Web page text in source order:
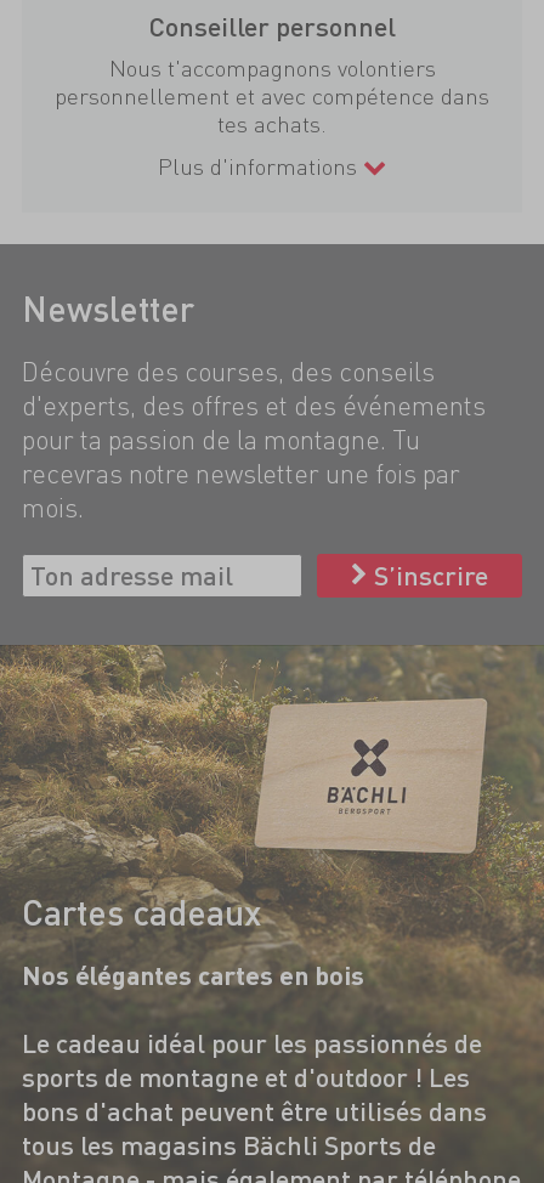
Conseiller personnel
Nous t'accompagnons volontiers
personnellement et avec compétence dans
tes achats.
Plus d'informations
Newsletter
Découvre des courses, des conseils
d'experts, des offres et des événements
pour ta passion de la montagne. Tu
recevras notre newsletter une fois par
mois.
S’inscrire
Cartes cadeaux
Nos élégantes cartes en bois
Le cadeau idéal pour les passionnés de
sports de montagne et d'outdoor ! Les
bons d'achat peuvent être utilisés dans
tous les magasins Bächli Sports de